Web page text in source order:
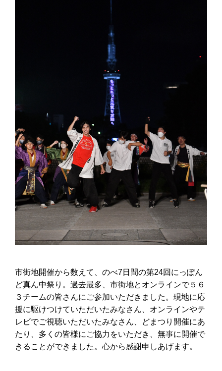
市街地開催から数えて、のべ7日間の第24回にっぽん
ど真ん中祭り。過去最多、市街地とオンラインで５６
３チームの皆さんにご参加いただきました。現地に応
援に駆けつけていただいたみなさん、オンラインやテ
レビでご視聴いただいたみなさん、どまつり開催にあ
たり、多くの皆様にご協力をいただき、無事に開催で
きることができました。心から感謝申しあげます。